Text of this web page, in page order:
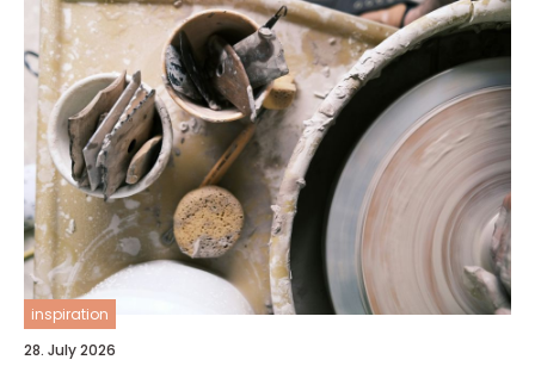
inspiration
28. July 2026